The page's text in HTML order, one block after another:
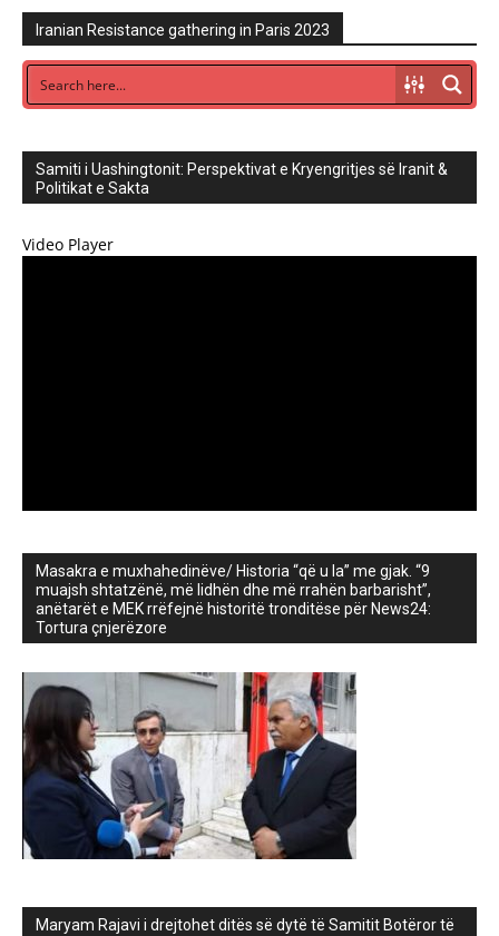
Iranian Resistance gathering in Paris 2023
Samiti i Uashingtonit: Perspektivat e Kryengritjes së Iranit &
Politikat e Sakta
Video Player
Masakra e muxhahedinëve/ Historia “që u la” me gjak. “9
muajsh shtatzënë, më lidhën dhe më rrahën barbarisht”,
anëtarët e MEK rrëfejnë historitë tronditëse për News24:
Tortura çnjerëzore
Maryam Rajavi i drejtohet ditës së dytë të Samitit Botëror të